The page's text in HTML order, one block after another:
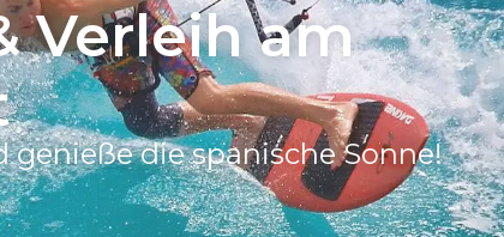
Verleih am
die spanische Sonne!